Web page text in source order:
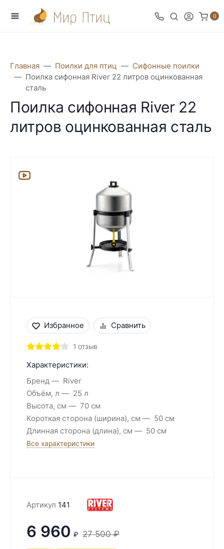
0
Главная Поилки для птиц
Сифонные поилки
Поилка сифонная River 22 литров оцинкованная
сталь
Поилка сифонная River 22
литров оцинкованная сталь
Избранное Сравнить
1 отзыв
Характеристики:
Бренд
River
Объём, л
25 л
Высота, см
70 см
Короткая сторона (ширина), см
50 см
Длинная сторона (длина), см
50 см
Все характеристики
Артикул 141
6 960 ₽ 27 500 ₽